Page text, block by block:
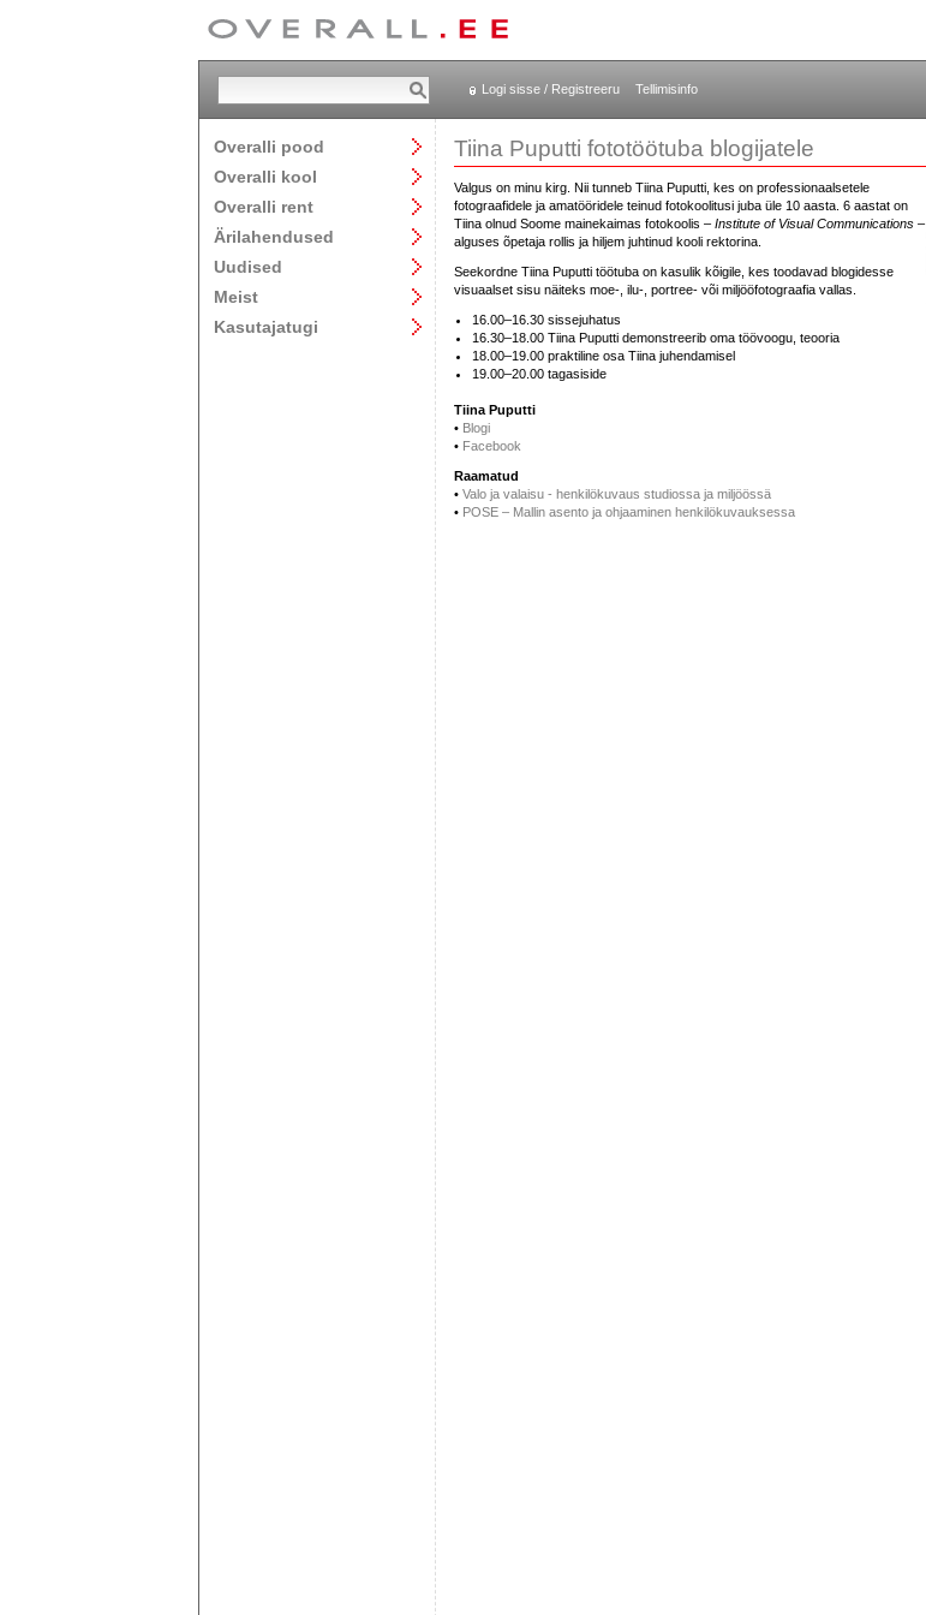
Logi sisse / Registreeru Tellimisinfo
Overalli pood
Overalli kool
Overalli rent
Ärilahendused
Uudised
Meist
Kasutajatugi
Tiina Puputti fototöötuba blogijatele
Valgus on minu kirg. Nii tunneb Tiina Puputti, kes on professionaalsetele
fotograafidele ja amatööridele teinud fotokoolitusi juba üle 10 aasta. 6 aastat on
Tiina olnud Soome mainekaimas fotokoolis – Institute of Visual Communications–
alguses õpetaja rollis ja hiljem juhtinud kooli rektorina.
Seekordne Tiina Puputti töötuba on kasulik kõigile, kes toodavad blogidesse
visuaalset sisu näiteks moe-, ilu-, portree- või miljööfotograafia vallas.
16.00–16.30 sissejuhatus
16.30–18.00 Tiina Puputti demonstreerib oma töövoogu, teooria
18.00–19.00 praktiline osa Tiina juhendamisel
19.00–20.00 tagasiside
Tiina Puputti
• Blogi
• Facebook
Raamatud
• Valo ja valaisu - henkilökuvaus studiossa ja miljöössä
• POSE – Mallin asento ja ohjaaminen henkilökuvauksessa